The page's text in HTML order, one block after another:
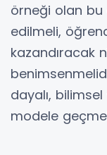
örneği olan bu
edilmeli,
kazandıracak
dayalı,
modele